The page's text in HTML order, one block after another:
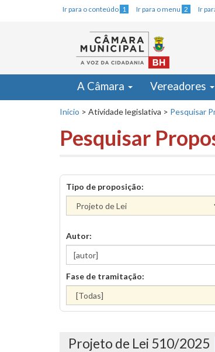
Ir para o conteúdo 1 Ir para o menu 2 Ir
A Câmara Vereadores
Início > Atividade legislativa > Pesquisar
Pesquisar
Tipo de proposição:
Autor:
Fase de tramitação:
Projeto de Lei 510/2025